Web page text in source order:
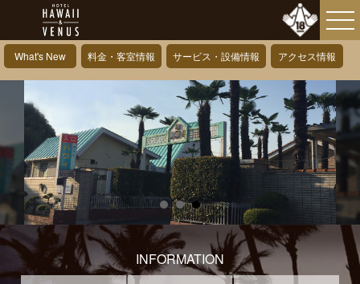
What's New 料金・客室情報 サービス・設備情報 アクセス情報
INFORMATION